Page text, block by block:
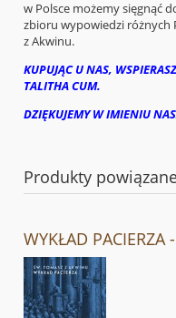
w Polsce możemy sięgnąć
zbioru wypowiedzi różnych
z Akwinu.
KUPUJĄC U NAS,
TALITHA CUM.
DZIĘKUJEMY W IMIENIU
Produkty
WYKŁAD